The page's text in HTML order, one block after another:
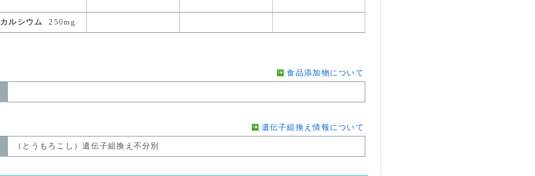
カルシウム 250mg
食品添加物について
遺伝子組換え情報について
（とうもろこし）遺伝子組換え不分別